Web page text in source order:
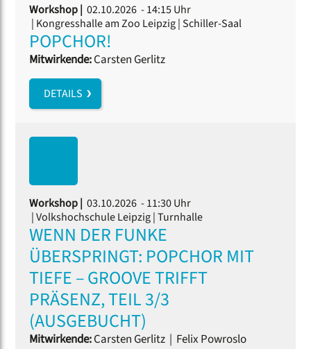
Workshop | 02.10.2026 - 14:15 Uhr
| Kongresshalle am Zoo Leipzig | Schiller-Saal
POPCHOR!
Mitwirkende:Carsten Gerlitz
DETAILS
Workshop | 03.10.2026 - 11:30 Uhr
| Volkshochschule Leipzig | Turnhalle
WENN DER FUNKE
ÜBERSPRINGT: POPCHOR MIT
TIEFE – GROOVE TRIFFT
PRÄSENZ, TEIL 3/3
(AUSGEBUCHT)
Mitwirkende:Carsten Gerlitz | Felix Powroslo